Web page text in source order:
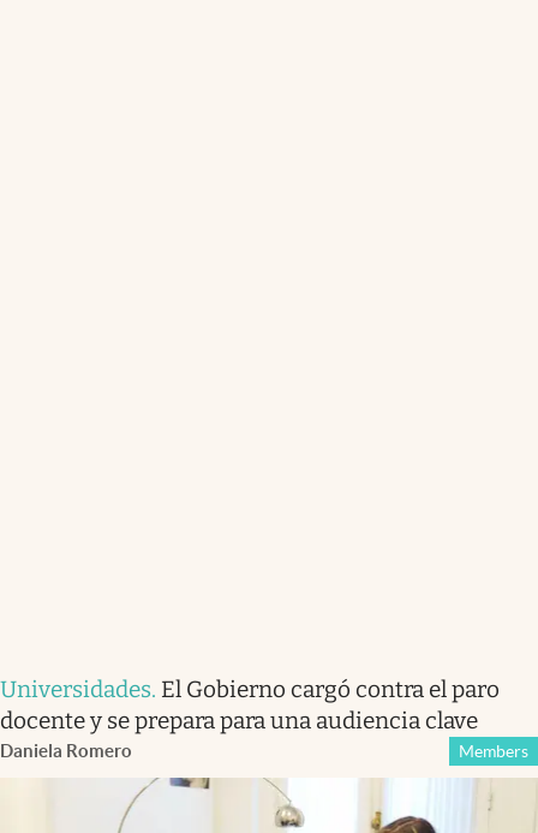
Universidades. El Gobierno cargó contra el paro
docente y se prepara para una audiencia clave
Daniela Romero Members